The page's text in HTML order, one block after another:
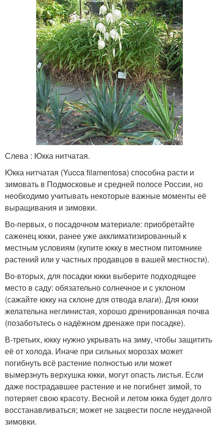
Слева : Юкка нитчатая.
Юкка нитчатая (Yucca filamentosa) способна расти и
зимовать в Подмосковье и средней полосе России, но
необходимо учитывать некоторые важные моменты её
выращивания и зимовки.
Во-первых, о посадочном материале: приобретайте
саженец юкки, ранее уже акклиматизированный к
местным условиям (купите юкку в местном питомнике
растений или у частных продавцов в вашей местности).
Во-вторых, для посадки юкки выберите подходящее
место в саду: обязательно солнечное и с уклоном
(сажайте юкку на склоне для отвода влаги). Для юкки
желательна неглинистая, хорошо дренированная почва
(позаботьтесь о надёжном дренаже при посадке).
В-третьих, юкку нужно укрывать на зиму, чтобы защитить
её от холода. Иначе при сильных морозах может
погибнуть всё растение полностью или может
вымерзнуть верхушка юкки, могут опасть листья. Если
даже пострадавшее растение и не погибнет зимой, то
потеряет свою красоту. Весной и летом юкка будет долго
восстанавливаться; может не зацвести после неудачной
зимовки.